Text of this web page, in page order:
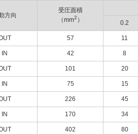
方向
受圧面積
（mm2 ） 0.2
57 11
IN 42 8
101 20
IN 75 15
226 45
IN 170 34
402 80